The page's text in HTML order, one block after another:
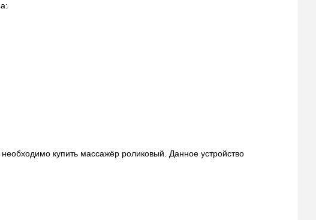
купить массажёр роликовый. Данное устройство